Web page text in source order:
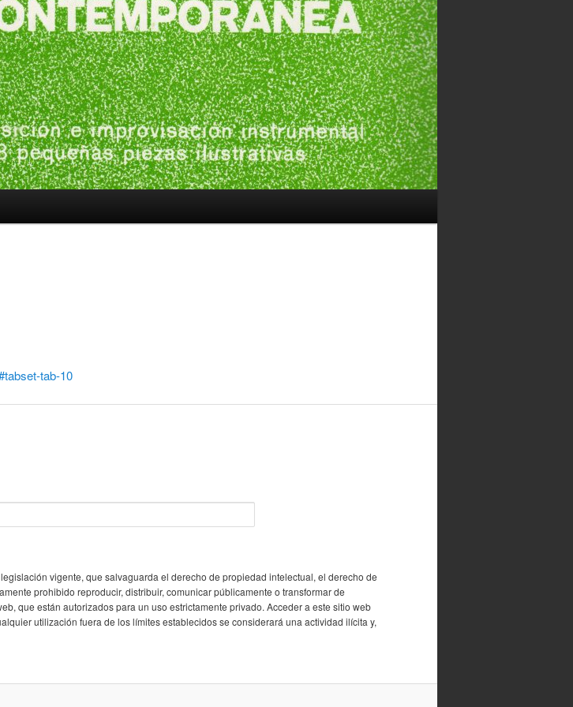
tab-10
vigente, que salvaguarda el derecho de propiedad intelectual, el derecho de
prohibido reproducir, distribuir, comunicar públicamente o transformar de
que están autorizados para un uso estrictamente privado. Acceder a este sitio web
utilización fuera de los límites establecidos se considerará una actividad ilícita y,